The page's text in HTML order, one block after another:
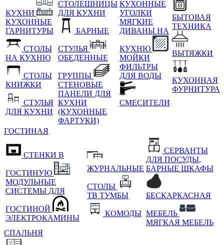
КУХНИ
КУХОННЫЕ
ГАРНИТУРЫ
СТОЛЫ
НА КУХНЮ
СТОЛЫ
КНИЖКИ
СТУЛЬЯ
ДЛЯ КУХНИ
СТОЛЕШНИЦЫ
ДЛЯ КУХНИ
БАРНЫЕ
СТУЛЬЯ
ОБЕДЕННЫЕ
ГРУППЫ
СТЕНОВЫЕ
ПАНЕЛИ ДЛЯ
КУХНИ
(КУХОННЫЕ
ФАРТУКИ)
КУХОННЫЕ
УГОЛКИ
МЯГКИЕ
ДИВАНЫ НА
КУХНЮ
МОЙКИ
ФИЛЬТРЫ
ДЛЯ ВОДЫ
СМЕСИТЕЛИ
БЫТОВАЯ
ТЕХНИКА
ВЫТЯЖКИ
КУХОННАЯ
ФУРНИТУРА
ГОСТИНАЯ
СТЕНКИ В
ГОСТИНУЮ
МОДУЛЬНЫЕ
СИСТЕМЫ ДЛЯ
ГОСТИНОЙ
ЭЛЕКТРОКАМИНЫ
ЖУРНАЛЬНЫЕ
СТОЛЫ
ТВ ТУМБЫ
КОМОДЫ
СЕРВАНТЫ
ДЛЯ ПОСУДЫ,
БАРНЫЕ ШКАФЫ
БЕСКАРКАСНАЯ
МЕБЕЛЬ
МЯГКАЯ МЕБЕЛЬ
СПАЛЬНЯ